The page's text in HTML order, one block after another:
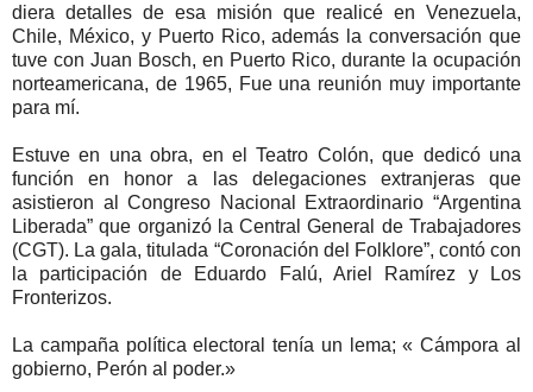
diera detalles de esa misión que realicé en Venezuela,
Chile, México, y Puerto Rico, además la conversación que
tuve con Juan Bosch, en Puerto Rico, durante la ocupación
norteamericana, de 1965, Fue una reunión muy importante
para mí.
Estuve en una obra, en el Teatro Colón, que dedicó una
función en honor a las delegaciones extranjeras que
asistieron al Congreso Nacional Extraordinario “Argentina
Liberada” que organizó la Central General de Trabajadores
(CGT). La gala, titulada “Coronación del Folklore”, contó con
la participación de Eduardo Falú, Ariel Ramírez y Los
Fronterizos.
La campaña política electoral tenía un lema; « Cámpora al
gobierno, Perón al poder.»